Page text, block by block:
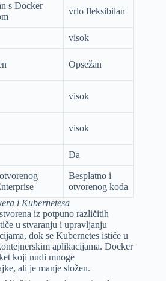
s Docker
vrlo fleksibilan
visok
Opsežan
visok
visok
Da
Besplatno i
otvorenog koda
i Kubernetesa
iz potpuno različitih
u stvaranju i upravljanju
dok se Kubernetes ističe u
aplikacijama. Docker
koji nudi mnoge
ali je manje složen.